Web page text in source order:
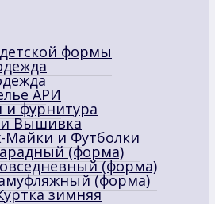
формы
АРИ
фурнитура
Вышивка
Майки и Футболки
(форма)
(форма)
(форма)
зимняя